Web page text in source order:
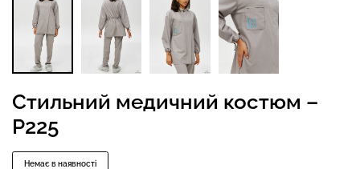
Стильний медичний костюм –
P225
Немає в наявності